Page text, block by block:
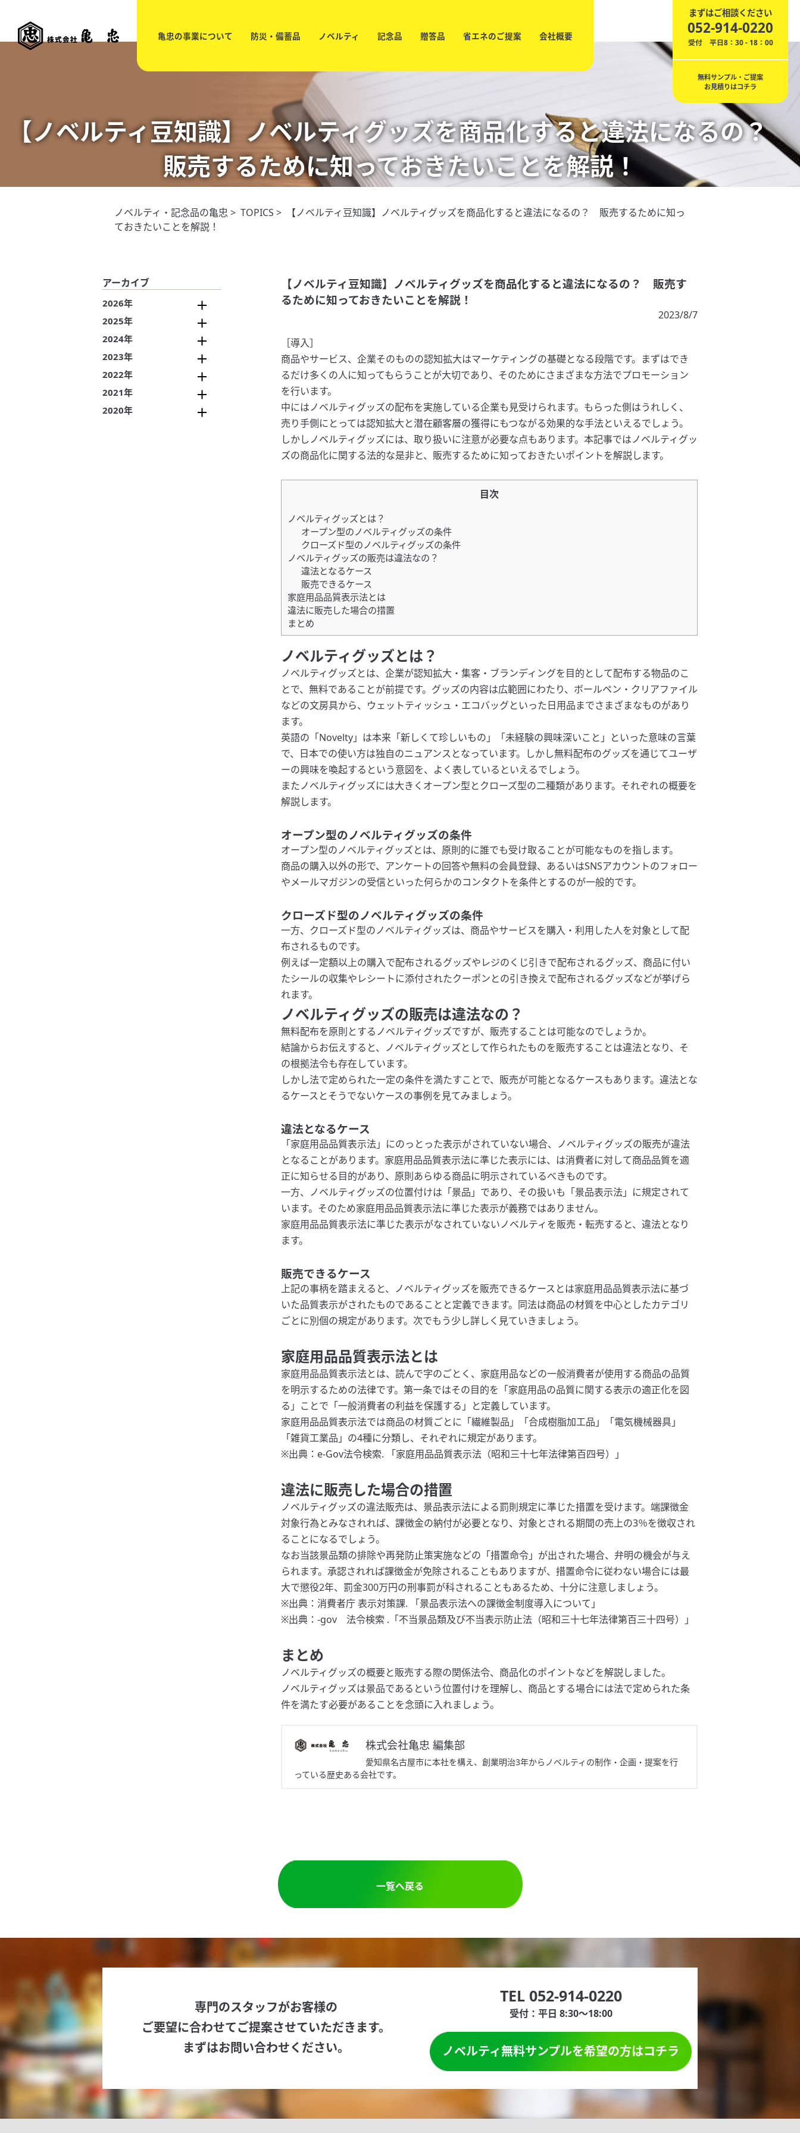
亀忠の事業について 防災・備蓄品 ノベルティ 記念品 贈答品 省エネのご提案 会社概要
まずはご相談ください
052-914-0220
受付 平日8：30 - 18：00
無料サンプル・ご提案
お見積りはコチラ
【ノベルティ豆知識】ノベルティグッズを商品化すると違法になるの？
販売するために知っておきたいことを解説！
ノベルティ・記念品の亀忠 > TOPICS > 【ノベルティ豆知識】ノベルティグッズを商品化すると違法になるの？ 販売するために知っ
ておきたいことを解説！
【ノベルティ豆知識】ノベルティグッズを商品化すると違法になるの？ 販売す
るために知っておきたいことを解説！
2023/8/7
［導入］
商品やサービス、企業そのものの認知拡大はマーケティングの基礎となる段階です。まずはでき
るだけ多くの人に知ってもらうことが大切であり、そのためにさまざまな方法でプロモーション
を行います。
中にはノベルティグッズの配布を実施している企業も見受けられます。もらった側はうれしく、
売り手側にとっては認知拡大と潜在顧客層の獲得にもつながる効果的な手法といえるでしょう。
しかしノベルティグッズには、取り扱いに注意が必要な点もあります。本記事ではノベルティグッ
ズの商品化に関する法的な是非と、販売するために知っておきたいポイントを解説します。
目次
ノベルティグッズとは？
オープン型のノベルティグッズの条件
クローズド型のノベルティグッズの条件
ノベルティグッズの販売は違法なの？
違法となるケース
販売できるケース
家庭用品品質表示法とは
違法に販売した場合の措置
まとめ
ノベルティグッズとは？
ノベルティグッズとは、企業が認知拡大・集客・ブランディングを目的として配布する物品のこ
とで、無料であることが前提です。グッズの内容は広範囲にわたり、ボールペン・クリアファイル
などの文房具から、ウェットティッシュ・エコバッグといった日用品までさまざまなものがあり
ます。
英語の「Novelty」は本来「新しくて珍しいもの」「未経験の興味深いこと」といった意味の言葉
で、日本での使い方は独自のニュアンスとなっています。しかし無料配布のグッズを通じてユーザ
ーの興味を喚起するという意図を、よく表しているといえるでしょう。
またノベルティグッズには大きくオープン型とクローズ型の二種類があります。それぞれの概要を
解説します。
オープン型のノベルティグッズの条件
オープン型のノベルティグッズとは、原則的に誰でも受け取ることが可能なものを指します。
商品の購入以外の形で、アンケートの回答や無料の会員登録、あるいはSNSアカウントのフォロー
やメールマガジンの受信といった何らかのコンタクトを条件とするのが一般的です。
クローズド型のノベルティグッズの条件
一方、クローズド型のノベルティグッズは、商品やサービスを購入・利用した人を対象として配
布されるものです。
例えば一定額以上の購入で配布されるグッズやレジのくじ引きで配布されるグッズ、商品に付い
たシールの収集やレシートに添付されたクーポンとの引き換えで配布されるグッズなどが挙げら
れます。
ノベルティグッズの販売は違法なの？
無料配布を原則とするノベルティグッズですが、販売することは可能なのでしょうか。
結論からお伝えすると、ノベルティグッズとして作られたものを販売することは違法となり、そ
の根拠法令も存在しています。
しかし法で定められた一定の条件を満たすことで、販売が可能となるケースもあります。違法とな
るケースとそうでないケースの事例を見てみましょう。
違法となるケース
「家庭用品品質表示法」にのっとった表示がされていない場合、ノベルティグッズの販売が違法
となることがあります。家庭用品品質表示法に準じた表示には、は消費者に対して商品品質を適
正に知らせる目的があり、原則あらゆる商品に明示されているべきものです。
一方、ノベルティグッズの位置付けは「景品」であり、その扱いも「景品表示法」に規定されて
います。そのため家庭用品品質表示法に準じた表示が義務ではありません。
家庭用品品質表示法に準じた表示がなされていないノベルティを販売・転売すると、違法となり
ます。
販売できるケース
上記の事柄を踏まえると、ノベルティグッズを販売できるケースとは家庭用品品質表示法に基づ
いた品質表示がされたものであることと定義できます。同法は商品の材質を中心としたカテゴリ
ごとに別個の規定があります。次でもう少し詳しく見ていきましょう。
家庭用品品質表示法とは
家庭用品品質表示法とは、読んで字のごとく、家庭用品などの一般消費者が使用する商品の品質
を明示するための法律です。第一条ではその目的を「家庭用品の品質に関する表示の適正化を図
る」ことで「一般消費者の利益を保護する」と定義しています。
家庭用品品質表示法では商品の材質ごとに「繊維製品」「合成樹脂加工品」「電気機械器具」
「雑貨工業品」の4種に分類し、それぞれに規定があります。
※出典：e-Gov法令検索.
「家庭用品品質表示法（昭和三十七年法律第百四号）」
違法に販売した場合の措置
ノベルティグッズの違法販売は、景品表示法による罰則規定に準じた措置を受けます。端課徴金
対象行為とみなされれば、課徴金の納付が必要となり、対象とされる期間の売上の3％を徴収され
ることになるでしょう。
なお当該景品類の排除や再発防止策実施などの「措置命令」が出された場合、弁明の機会が与え
られます。承認されれば課徴金が免除されることもありますが、措置命令に従わない場合には最
大で懲役2年、罰金300万円の刑事罰が科されることもあるため、十分に注意しましょう。
※出典：消費者庁 表示対策課.
「景品表示法への課徴金制度導入について」
※出典：-gov 法令検索 . 「不当景品類及び不当表示防止法（昭和三十七年法律第百三十四号）」
まとめ
ノベルティグッズの概要と販売する際の関係法令、商品化のポイントなどを解説しました。
ノベルティグッズは景品であるという位置付けを理解し、商品とする場合には法で定められた条
件を満たす必要があることを念頭に入れましょう。
株式会社亀忠 編集部
愛知県名古屋市に本社を構え、創業明治3年からノベルティの制作・企画・提案を行
っている歴史ある会社です。
アーカイブ
2026年
2025年
2024年
2023年
2022年
2021年
2020年
一覧へ戻る
専門のスタッフがお客様の
ご要望に合わせてご提案させていただきます。
まずはお問い合わせください。
TEL 052-914-0220
受付：平日 8:30～18:00
ノベルティ無料サンプルを希望の方はコチラ